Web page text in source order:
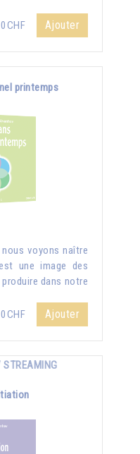
Ajouter
printemps
voyons naître
une image des
dans notre
Ajouter
STREAMING